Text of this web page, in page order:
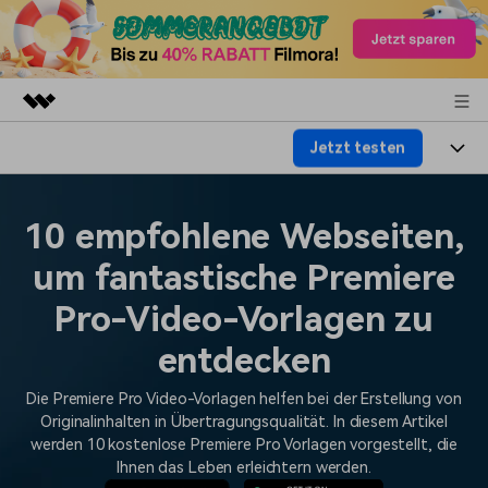
Dienstprogramme
Überblick
Lösungen
Presseraum
Support
Jetzt testen
Plattformen
Funktionen
Assets
Video/Foto
Text
Lösungen
Marketing & Business
Lifestyle & Spaß
Video-Prompts
Über 100 heiße Video-
Meisterkurs
Beherrschen Sie
Hilfe-Center
Erste Schritte
10 empfohlene Webseiten,
um fantastische Premiere
Pro-Video-Vorlagen zu
entdecken
Die Premiere Pro Video-Vorlagen helfen bei der Erstellung von
Originalinhalten in Übertragungsqualität. In diesem Artikel
werden 10 kostenlose Premiere Pro Vorlagen vorgestellt, die
Ihnen das Leben erleichtern werden.